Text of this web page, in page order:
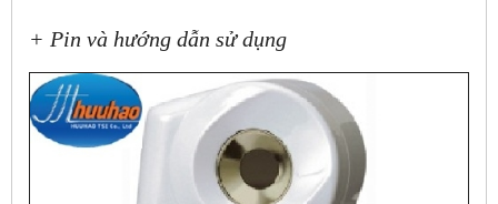
+ Pin và hướng dẫn sử dụng